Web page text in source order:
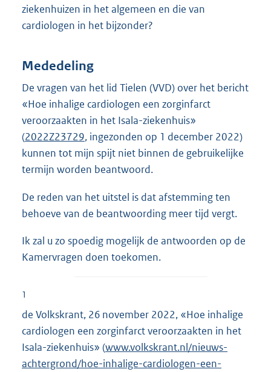
ziekenhuizen in het algemeen en die van
cardiologen in het bijzonder?
Mededeling
De vragen van het lid Tielen (VVD) over het bericht
«Hoe inhalige cardiologen een zorginfarct
veroorzaakten in het Isala-ziekenhuis»
(2022Z23729, ingezonden op 1 december 2022)
kunnen tot mijn spijt niet binnen de gebruikelijke
termijn worden beantwoord.
De reden van het uitstel is dat afstemming ten
behoeve van de beantwoording meer tijd vergt.
Ik zal u zo spoedig mogelijk de antwoorden op de
Kamervragen doen toekomen.
1
de Volkskrant, 26 november 2022, «Hoe inhalige
cardiologen een zorginfarct veroorzaakten in het
Isala-ziekenhuis» (E
x
www.volkskrant.nl/nieuws-
achtergrond/hoe-inhalige-cardiologen-een-